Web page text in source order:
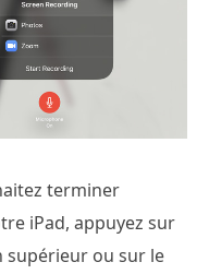
terminer
iPad, appuyez sur
supérieur ou sur le